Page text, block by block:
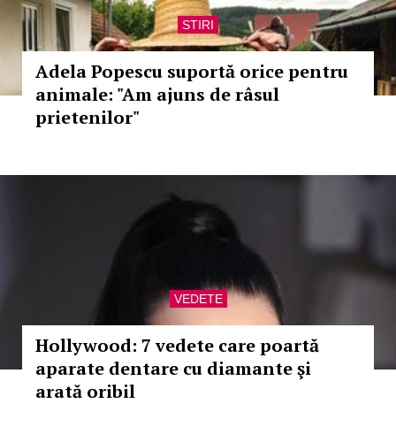
STIRI
Adela Popescu suportă orice pentru
animale: "Am ajuns de râsul
prietenilor"
VEDETE
Hollywood: 7 vedete care poartă
aparate dentare cu diamante şi
arată oribil